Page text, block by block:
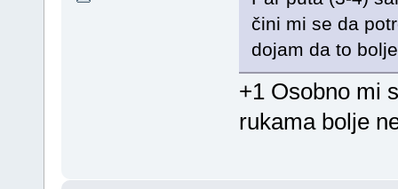
čini mi se da
dojam da to
+1 Osobno mi
rukama bolje